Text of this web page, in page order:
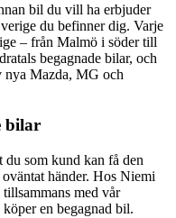
bil du vill ha erbjuder
du befinner dig. Varje
– från Malmö i söder till
begagnade bilar, och
nya Mazda, MG och
bilar
som kund kan få den
händer. Hos Niemi
med vår
en begagnad bil.